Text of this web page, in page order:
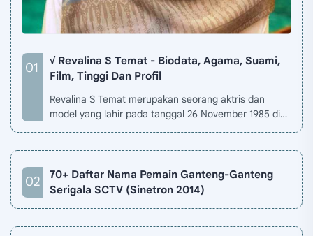
√ Revalina S Temat - Biodata, Agama, Suami,
Film, Tinggi Dan Profil
Revalina S Temat merupakan seorang aktris dan
model yang lahir pada tanggal 26 November 1985 di
70+ Daftar Nama Pemain Ganteng-Ganteng
Serigala SCTV (Sinetron 2014)